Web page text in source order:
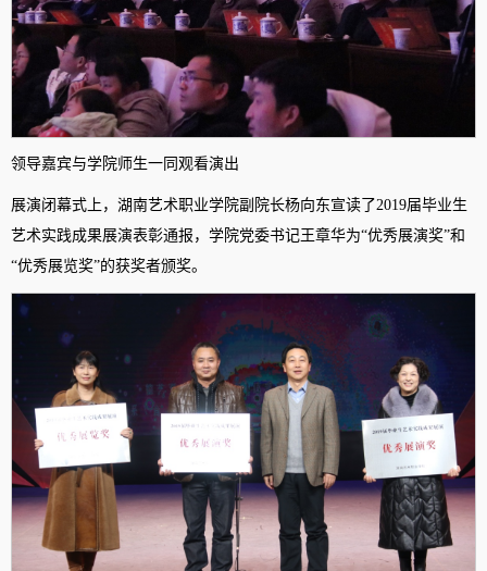
领导嘉宾与学院师生一同观看演出
展演闭幕式上，湖南艺术职业学院副院长杨向东宣读了2019届毕业生
艺术实践成果展演表彰通报，学院党委书记王章华为“优秀展演奖”和
“优秀展览奖”的获奖者颁奖。